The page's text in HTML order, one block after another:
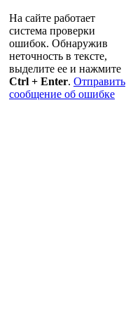
На сайте работает
система проверки
ошибок. Обнаружив
неточность в тексте,
выделите ее и нажмите
Ctrl + Enter. Отправить
сообщение об ошибке